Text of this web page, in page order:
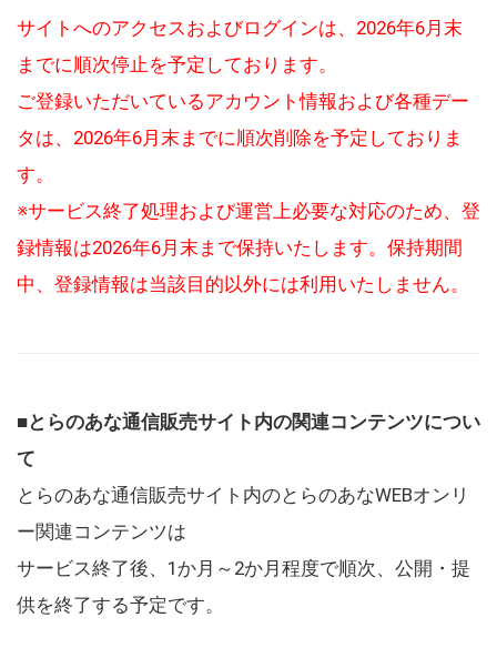
サイトへのアクセスおよびログインは、2026年6月末
までに順次停止を予定しております。
ご登録いただいているアカウント情報および各種デー
タは、2026年6月末までに順次削除を予定しておりま
す。
※サービス終了処理および運営上必要な対応のため、登
録情報は2026年6月末まで保持いたします。保持期間
中、登録情報は当該目的以外には利用いたしません。
■とらのあな通信販売サイト内の関連コンテンツについ
て
とらのあな通信販売サイト内のとらのあなWEBオンリ
ー関連コンテンツは
サービス終了後、1か月～2か月程度で順次、公開・提
供を終了する予定です。